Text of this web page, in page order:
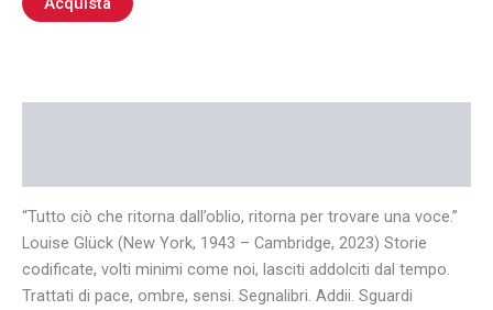
“Tutto ciò che ritorna dall’oblio, ritorna per trovare una voce.”
Louise Glück (New York, 1943 – Cambridge, 2023) Storie
codificate, volti minimi come noi, lasciti addolciti dal tempo.
Trattati di pace, ombre, sensi. Segnalibri. Addii. Sguardi